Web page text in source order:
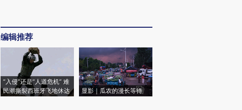
编辑推荐
“入侵”还是“人道危机” 难
民潮撕裂西班牙飞地休达
显影｜瓜农的漫长等待